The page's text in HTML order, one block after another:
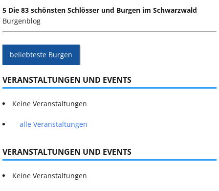
5 Die 83 schönsten Schlösser und Burgen im Schwarzwald
Burgenblog
beliebteste Burgen
VERANSTALTUNGEN UND EVENTS
Keine Veranstaltungen
alle Veranstaltungen
VERANSTALTUNGEN UND EVENTS
Keine Veranstaltungen